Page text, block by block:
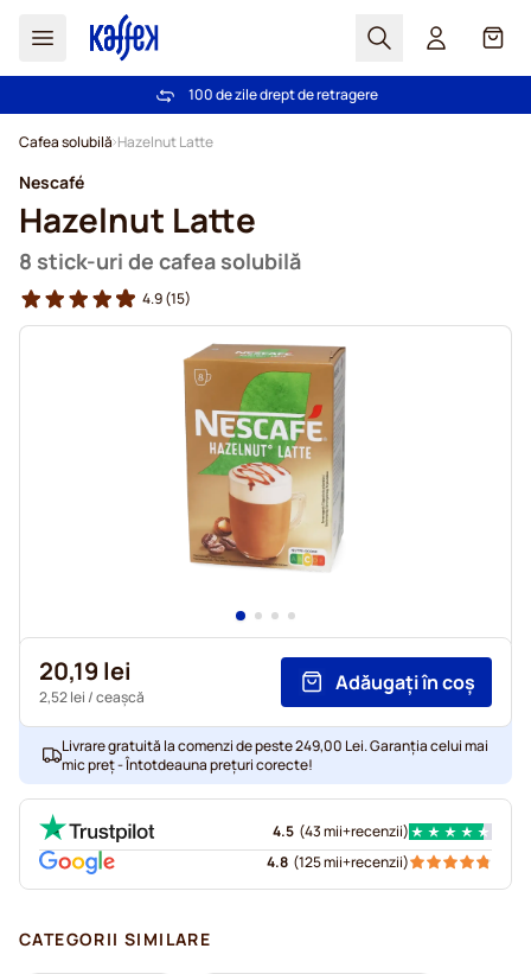
Cautare Coș
Livrare gratuită la comenzi de peste 249,00 Lei
100 de zile drept de retragere
Cafea solubilă Hazelnut Latte
Nescafé
Hazelnut Latte
8 stick-uri de cafea solubilă
4.9(15)
20,19 lei
2,52 lei / ceașcă
Adăugați în coș
Livrare gratuită la comenzi de peste 249,00 Lei. Garanția celui mai
mic preț - Întotdeauna prețuri corecte!
4.5 (43 mii+recenzii)
4.8 (125 mii+recenzii)
CATEGORII SIMILARE